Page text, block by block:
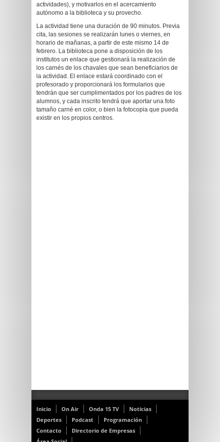
actividades), y motivarlos en el acercamiento
autónomo a la biblioteca y su provecho.
La actividad tiene una duración de 90 minutos. Previa
cita, las sesiones se realizarán lunes o viernes, en
horario de mañanas, a partir de este mismo 14 de
febrero. La biblioteca pone a disposición de los
institutos un enlace que gestionará la realización de
los carnés de los chavales que sean beneficiarios de
la actividad. El enlace estará coordinado con el
profesorado y proporcionará los formularios que
tendrán que ser cumplimentados por los padres de los
alumnos, y cada inscrito tendrá que aportar una foto
tamaño carné en color, o bien la fotocopia que pueda
existir en los propios centros.
Inicio On Air Onda 15 TV
Noticias
Deportes
Podcast
Programación
Contacto
Directorio de Empresas